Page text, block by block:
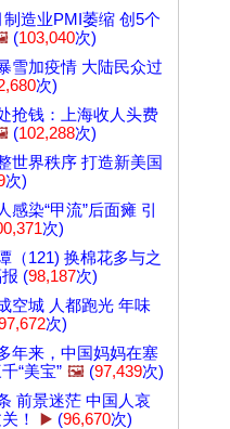
制造业PMI萎缩 创5个
(103,040次)
雪加疫情 大陆民众过
次)
抢钱：上海收人头费
(102,288次)
世界秩序 打造新美国
次)
感染“甲流”后面瘫 引
次)
（121) 换棉花多与之
(98,187次)
空城 人都跑光 年味
次)
年来，中国妈妈在塞
“美宝” 🖼️ (97,439次)
前景迷茫 中国人哀
！
▶️ (96,670次)